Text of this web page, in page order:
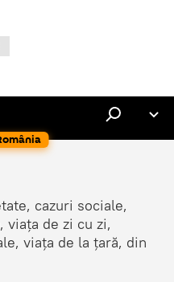
cazuri sociale,
viața de zi cu zi,
viața de la țară, din